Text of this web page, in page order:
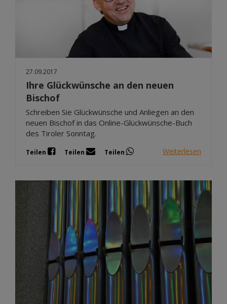
27.09.2017
Ihre Glückwünsche an den neuen
Bischof
Schreiben Sie Glückwünsche und Anliegen an den
neuen Bischof in das Online-Glückwünsche-Buch
des Tiroler Sonntag.
Teilen Teilen Teilen Weiterlesen